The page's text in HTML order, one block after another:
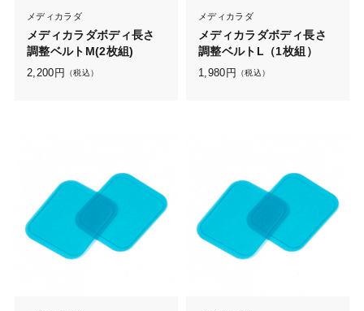
メディカラダ
メディカラダボディ長さ
調整ベルトM(2枚組)
2,200 円 （税込）
メディカラダ
メディカラダボディ長さ
調整ベルトL（1枚組）
1,980 円 （税込）